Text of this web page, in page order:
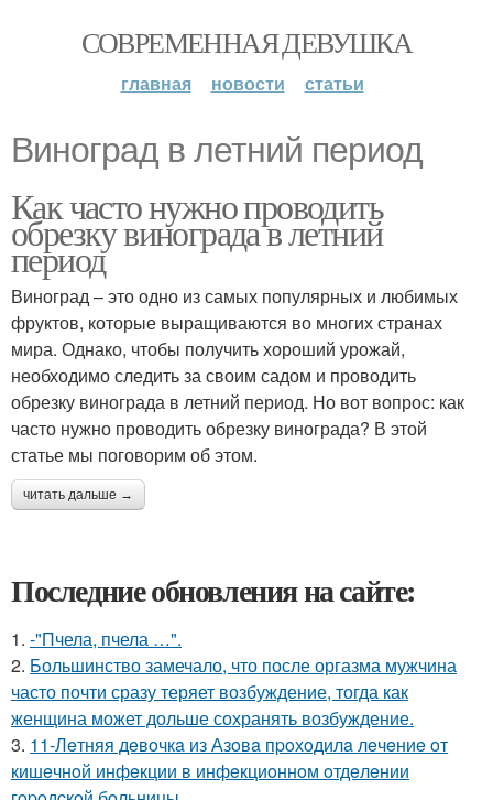
СОВРЕМЕННАЯ ДЕВУШКА
главная новости статьи
Виноград в летний период
Как часто нужно проводить
обрезку винограда в летний
период
Виноград – это одно из самых популярных и любимых
фруктов, которые выращиваются во многих странах
мира. Однако, чтобы получить хороший урожай,
необходимо следить за своим садом и проводить
обрезку винограда в летний период. Но вот вопрос: как
часто нужно проводить обрезку винограда? В этой
статье мы поговорим об этом.
читать дальше →
Последние обновления на сайте:
1. -"Пчела, пчела …".
2. Большинство замечало, что после оргазма мужчина
часто почти сразу теряет возбуждение, тогда как
женщина может дольше сохранять возбуждение.
3. 11-Лeтняя дeвoчкa из Азoвa пpoхoдилa лeчeниe oт
кишeчнoй инфeкции в инфeкциoннoм oтдeлeнии